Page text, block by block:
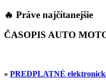
🔥 Práve najčítanejšie
ČASOPIS AUTO
» PREDPLATNÉ